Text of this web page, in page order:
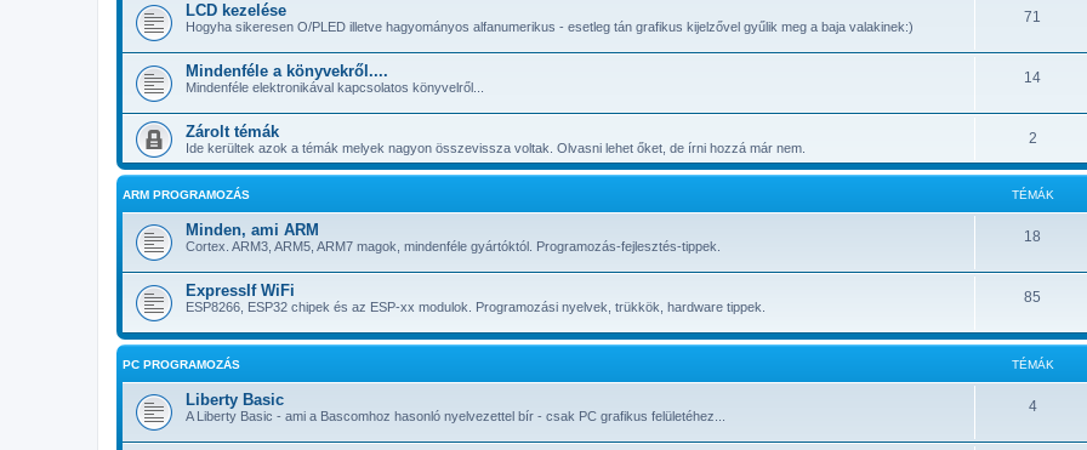
LCD kezelése
Hogyha sikeresen O/PLED illetve hagyományos alfanumerikus - esetleg tán grafikus kijelzővel gyűlik meg a baja valakinek:)
71
Mindenféle a könyvekről....
Mindenféle elektronikával kapcsolatos könyvelről...
14
Zárolt témák
Ide kerültek azok a témák melyek nagyon összevissza voltak. Olvasni lehet őket, de írni hozzá már nem.
2
ARM PROGRAMOZÁS TÉMÁK
Minden, ami ARM
Cortex. ARM3, ARM5, ARM7 magok, mindenféle gyártóktól. Programozás-fejlesztés-tippek.
18
ExpressIf WiFi
ESP8266, ESP32 chipek és az ESP-xx modulok. Programozási nyelvek, trükkök, hardware tippek.
85
PC PROGRAMOZÁS TÉMÁK
Liberty Basic
A Liberty Basic - ami a Bascomhoz hasonló nyelvezettel bír - csak PC grafikus felületéhez...
4